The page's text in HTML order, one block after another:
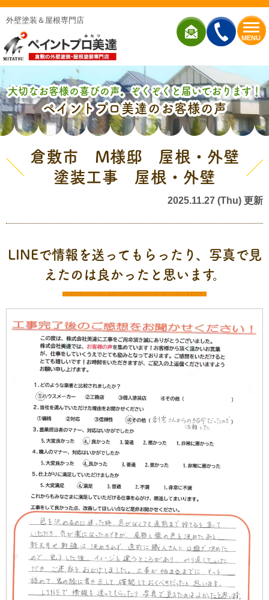
MENU
外壁塗装＆屋根専門店
大切なお客様の喜びの声、ぞくぞくと届いております！
ペイントプロ美達のお客様の声
倉敷市 M様邸 屋根・外壁
塗装工事 屋根・外壁
2025.11.27 (Thu) 更新
LINEで情報を送ってもらったり、写真で見
えたのは良かったと思います。